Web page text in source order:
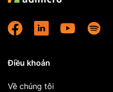
Điều khoản
Về chúng tôi